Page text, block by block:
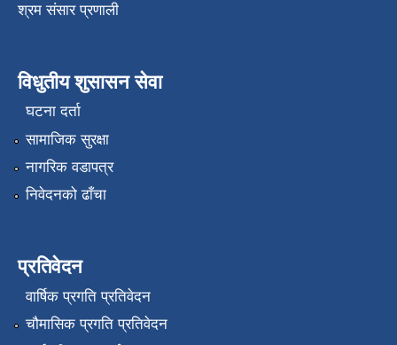
श्रम संसार प्रणाली
विधुतीय शुसासन सेवा
घटना दर्ता
सामाजिक सुरक्षा
नागरिक वडापत्र
निवेदनको ढाँचा
प्रतिवेदन
वार्षिक प्रगति प्रतिवेदन
चौमासिक प्रगति प्रतिवेदन